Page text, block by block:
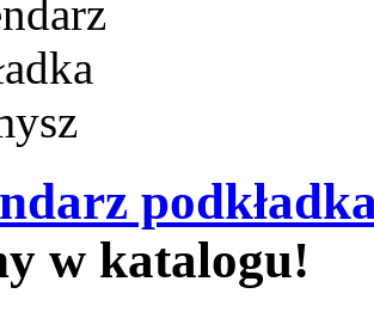
w katalogu!